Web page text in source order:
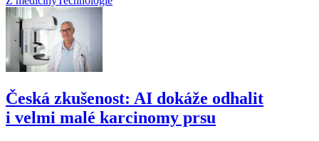
Česká zkušenost: AI dokáže odhalit
i velmi malé karcinomy prsu